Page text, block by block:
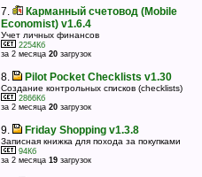
7.
Карманный счетовод (Mobile
Economist) v1.6.4
Учет личных финансов
2254Кб
за 2 месяца 20 загрузок
8. Pilot Pocket Checklists v1.30
Создание контрольных списков (checklists)
2866Кб
за 2 месяца 20 загрузок
9. Friday Shopping v1.3.8
Записная книжка для похода за покупками
94Кб
за 2 месяца 19 загрузок